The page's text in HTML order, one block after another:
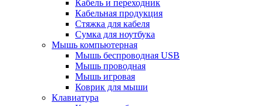
Кабель и переходник
Кабельная продукция
Стяжка для кабеля
Сумка для ноутбука
Мышь компьютерная
Мышь беспроводная USB
Мышь проводная
Мышь игровая
Коврик для мыши
Клавиатура